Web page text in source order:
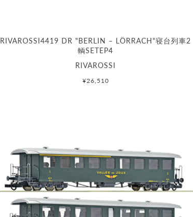
RIVAROSSI4419 DR "BERLIN – LÖRRACH"寝台列車2
輌SETEP4
RIVAROSSI
¥26,510